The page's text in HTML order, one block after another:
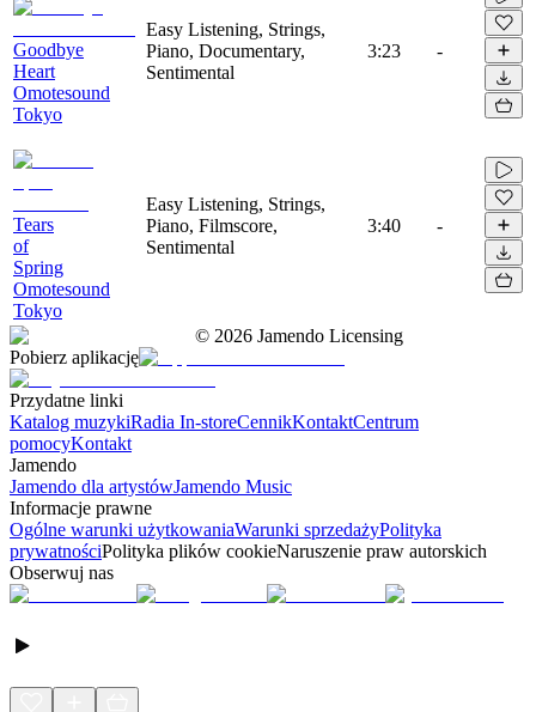
Goodbye
Heart
Omotesound
Tokyo
Easy Listening, Strings,
Piano, Documentary,
Sentimental
3:23 -
Tears
of
Spring
Omotesound
Tokyo
Easy Listening, Strings,
Piano, Filmscore,
Sentimental
3:40 -
© 2026 Jamendo Licensing
Pobierz aplikację
Przydatne linki
Katalog muzykiRadia In-storeCennikKontaktCentrum
pomocyKontakt
Jamendo
Jamendo dla artystówJamendo Music
Informacje prawne
Ogólne warunki użytkowaniaWarunki sprzedażyPolityka
prywatnościPolityka plików cookieNaruszenie praw autorskich
Obserwuj nas